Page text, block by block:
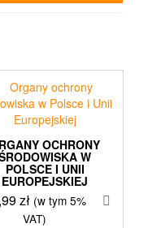
OCHRONY
W
POLSCE I UNII
EUROPEJSKIEJ
zł (w tym 5%
VAT)